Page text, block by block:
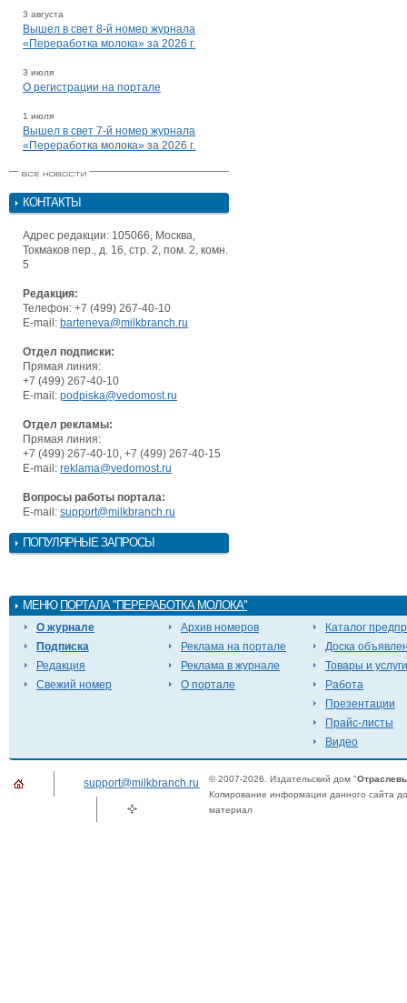
3 августа
Вышел в свет 8-й номер журнала
«Переработка молока» за 2026 г.
3 июля
О регистрации на портале
1 июля
Вышел в свет 7-й номер журнала
«Переработка молока» за 2026 г.
КОНТАКТЫ
Адрес редакции: 105066, Москва,
Токмаков пер., д. 16, стр. 2, пом. 2, комн.
5
Редакция:
Телефон: +7 (499) 267-40-10
E-mail: barteneva@milkbranch.ru
Отдел подписки:
Прямая линия:
+7 (499) 267-40-10
E-mail: podpiska@vedomost.ru
Отдел рекламы:
Прямая линия:
+7 (499) 267-40-10, +7 (499) 267-40-15
E-mail: reklama@vedomost.ru
Вопросы работы портала:
E-mail: support@milkbranch.ru
ПОПУЛЯРНЫЕ ЗАПРОСЫ
МЕНЮ ПОРТАЛА "ПЕРЕРАБОТКА МОЛОКА"
О журнале
Подписка
Редакция
Свежий номер
Архив номеров
Реклама на портале
Реклама в журнале
О портале
Каталог
Доска
Товары и услуги
Работа
Презентации
Прайс-листы
Видео
support@milkbranch.ru © 2007-2026. Издательский дом "
Копирование информации данного сайта
материал